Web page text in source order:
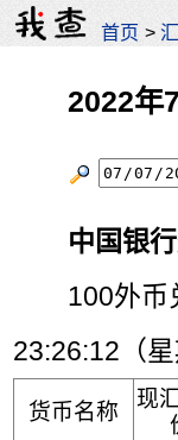
首页 >
2022年
中国银
100外币兑
23:26:12（星
货币名称
现